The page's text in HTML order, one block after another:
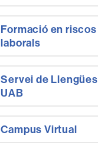
Formació en riscos
laborals
Servei de Llengües
UAB
Campus Virtual